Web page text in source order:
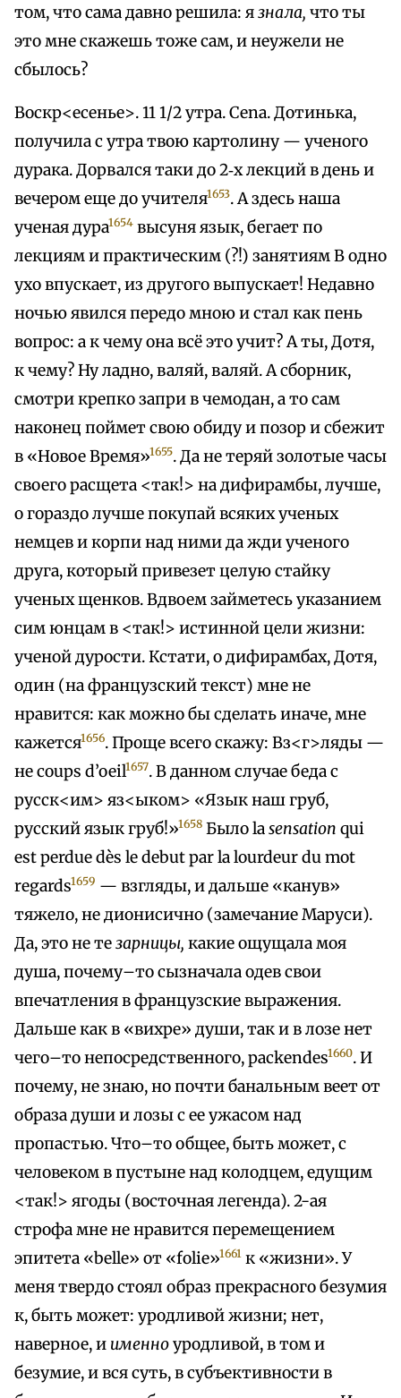
том, что сама давно решила: язнала, что ты
это мне скажешь тоже сам, и неужели не
сбылось?
Воскр<есенье>. 11 1/2 утра. Cena. Дотинька,
получила с утра твою картолину — ученого
дурака. Дорвался таки до 2‑х лекций в день и
вечером еще до учителя1653. А здесь наша
ученая дура1654 высуня язык, бегает по
лекциям и практическим (?!) занятиям В одно
ухо впускает, из другого выпускает! Недавно
ночью явился передо мною и стал как пень
вопрос: а к чему она всё это учит? А ты, Дотя,
к чему? Ну ладно, валяй, валяй. А сборник,
смотри крепко запри в чемодан, а то сам
наконец поймет свою обиду и позор и сбежит
в «Новое Время»1655. Да не теряй золотые часы
своего расщета <так!> на дифирамбы, лучше,
о гораздо лучше покупай всяких ученых
немцев и корпи над ними да жди ученого
друга, который привезет целую стайку
ученых щенков. Вдвоем займетесь указанием
сим юнцам в <так!> истинной цели жизни:
ученой дурости. Кстати, о дифирамбах, Дотя,
один (на французский текст) мне не
нравится: как можно бы сделать иначе, мне
кажется1656. Проще всего скажу: Вз<г>ляды —
не coups d’oeil1657. В данном случае беда с
русск<им> яз<ыком> «Язык наш груб,
русский язык груб!»1658 Было lasensation qui
est perdue dès le debut par la lourdeur du mot
regards1659 — взгляды, и дальше «канув»
тяжело, не дионисично (замечание Маруси).
Да, это не тезарницы, какие ощущала моя
душа, почему–то сызначала одев свои
впечатления в французские выражения.
Дальше как в «вихре» души, так и в лозе нет
чего–то непосредственного, packendes1660. И
почему, не знаю, но почти банальным веет от
образа души и лозы с ее ужасом над
пропастью. Что–то общее, быть может, с
человеком в пустыне над колодцем, едущим
<так!> ягоды (восточная легенда). 2-ая
строфа мне не нравится перемещением
эпитета «belle» от «folie»1661 к «жизни». У
меня твердо стоял образ прекрасного безумия
к, быть может: уродливой жизни; нет,
наверное, и именноуродливой, в том и
безумие, и вся суть, в субъективности в